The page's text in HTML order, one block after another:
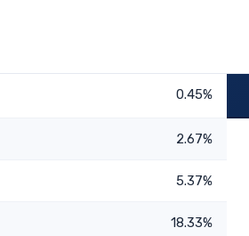
0.45%
2.67%
5.37%
18.33%